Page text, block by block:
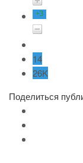
+3
14
26K
Поделиться